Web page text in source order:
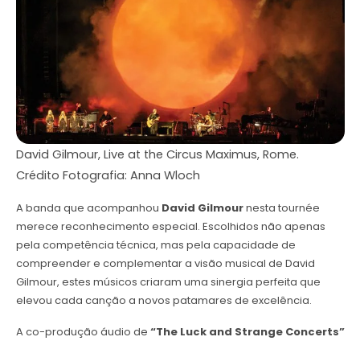
David Gilmour, Live at the Circus Maximus, Rome.
Crédito Fotografia: Anna Wloch
A banda que acompanhou David Gilmournesta tournée
merece reconhecimento especial. Escolhidos não apenas
pela competência técnica, mas pela capacidade de
compreender e complementar a visão musical de David
Gilmour, estes músicos criaram uma sinergia perfeita que
elevou cada canção a novos patamares de excelência.
A co-produção áudio de “The Luck and Strange Concerts”